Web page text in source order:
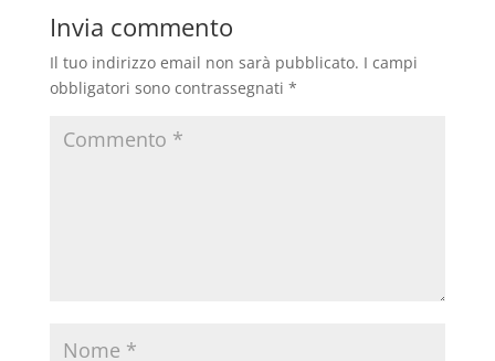
Invia commento
Il tuo indirizzo email non sarà pubblicato. I campi
obbligatori sono contrassegnati *